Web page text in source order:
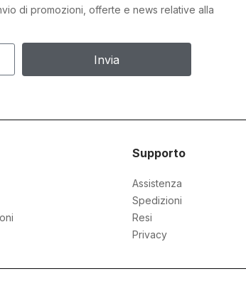
di promozioni, offerte e news relative alla
Invia
Supporto
Assistenza
Spedizioni
Resi
Privacy